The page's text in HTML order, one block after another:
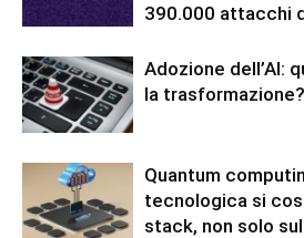
390.000 attacchi
Adozione dell’AI:
la trasformazione?
Quantum
tecnologica si
stack, non solo